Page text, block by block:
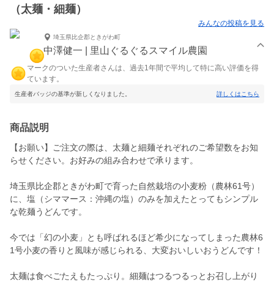
（太麺・細麺）
みんなの投稿を見る
埼玉県比企郡ときがわ町
中澤健一 | 里山ぐるぐるスマイル農園
マークのついた生産者さんは、過去1年間で平均して特に高い評価を得
ています。
生産者バッジの基準が新しくなりました。 詳しくはこちら
商品説明
【お願い】ご注文の際は、太麺と細麺それぞれのご希望数をお知
らせください。お好みの組み合わせで承ります。
埼玉県比企郡ときがわ町で育った自然栽培の小麦粉（農林61号）
に、塩（シママース：沖縄の塩）のみを加えたとってもシンプル
な乾麺うどんです。
今では「幻の小麦」とも呼ばれるほど希少になってしまった農林6
1号小麦の香りと風味が感じられる、大変おいしいおうどんです！
太麺は食べごたえもたっぷり。細麺はつるつるっとお召し上がり